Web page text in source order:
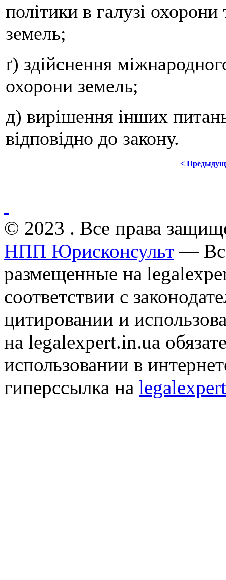
політики в галузі
земель;
ґ) здійснення
охорони земель;
д) вирішення інших
відповідно до закону.
<
© 2023 . Все права
НПП Юрисконсульт —
размещенные на
соответствии с
цитировании и
на legalexpert.in.ua
использовании в
гиперссылка на